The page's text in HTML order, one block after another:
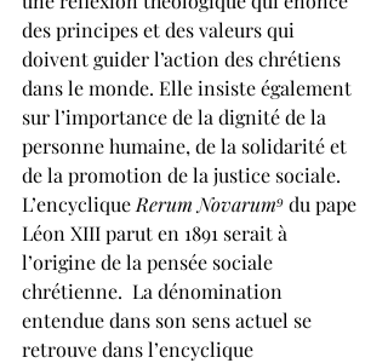
des principes et des valeurs qui
doivent guider l’action des chrétiens
dans le monde. Elle insiste également
sur l’importance de la dignité de la
personne humaine, de la solidarité et
de la promotion de la justice sociale.
L’encyclique Rerum Novarum⁹ du pape
Léon XIII parut en 1891 serait à
l’origine de la pensée sociale
chrétienne.  La dénomination
entendue dans son sens actuel se
retrouve dans l’encyclique